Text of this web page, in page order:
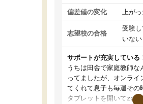
偏差値の変化 上がっ
志望校の合格
受験
いない
サポートが充実している
うちは田舎で家庭教師な
ってましたが、オンライ
てくれて息子も毎週その
タブレットを開いて